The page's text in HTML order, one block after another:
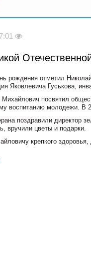
рождения отметил
Яковлевича Гуськова,
посвятил
воспитанию молодежи. В
поздравили директор
вручили цветы и подарки.
крепкого здоровья,